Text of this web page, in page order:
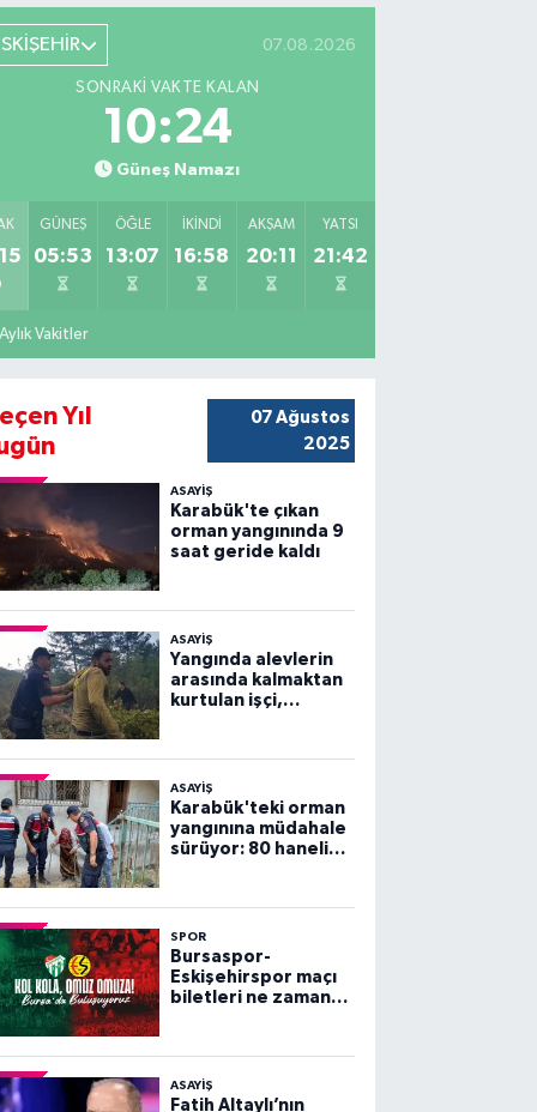
07.08.2026
SONRAKI VAKTE KALAN
10:22
Güneş Namazı
GÜNEŞ
05:53
ÖĞLE
13:07
İKINDI
16:58
AKŞAM
20:11
YATSI
21:42
Aylık Vakitler
Yıl
07 Ağustos
2025
ASAYİŞ
Karabük'te çıkan
orman yangınında 9
saat geride kaldı
ASAYİŞ
Yangında alevlerin
arasında kalmaktan
kurtulan işçi,
panik yaşadı
ASAYİŞ
Karabük'teki orman
yangınına müdahale
sürüyor: 80 haneli
SPOR
Bursaspor-
Eskişehirspor maçı
biletleri ne zaman
ASAYİŞ
Fatih Altaylı’nın